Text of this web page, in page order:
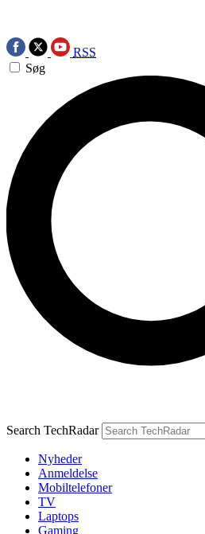
RSS
Søg
Search TechRadar
Nyheder
Anmeldelse
Mobiltelefoner
TV
Laptops
Gaming